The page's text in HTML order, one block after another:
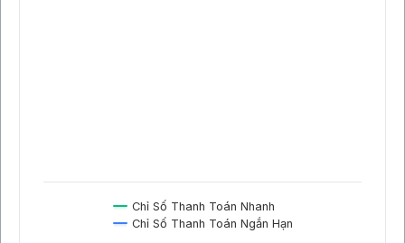
Chỉ Số Thanh Toán Nhanh
Chỉ Số Thanh Toán Ngắn Hạn